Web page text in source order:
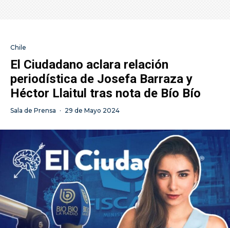
Chile
El Ciudadano aclara relación
periodística de Josefa Barraza y
Héctor Llaitul tras nota de Bío Bío
Sala de Prensa · 29 de Mayo 2024